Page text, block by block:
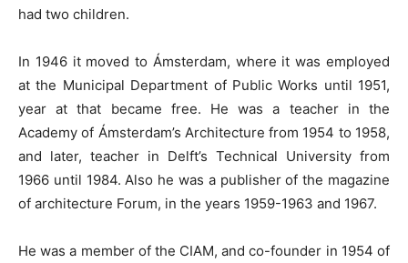
had two children.
In 1946 it moved to Ámsterdam, where it was employed
at the Municipal Department of Public Works until 1951,
year at that became free. He was a teacher in the
Academy of Ámsterdam’s Architecture from 1954 to 1958,
and later, teacher in Delft’s Technical University from
1966 until 1984. Also he was a publisher of the magazine
of architecture Forum, in the years 1959-1963 and 1967.
He was a member of the CIAM, and co-founder in 1954 of